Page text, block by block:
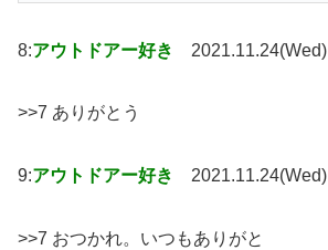
8:アウトドアー好き 2021.11.24(Wed)
>>7 ありがとう
9:アウトドアー好き 2021.11.24(Wed)
>>7 おつかれ。いつもありがと